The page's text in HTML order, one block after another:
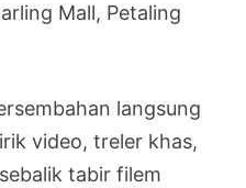
Mall, Petaling
langsung
video, treler khas,
tabir filem